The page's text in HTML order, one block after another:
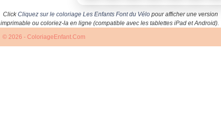
ClickCliquez sur le coloriage Les Enfants Font du Vélo pour afficher une version
imprimable ou coloriez-la en ligne (compatible avec les tablettes iPad et Android).
© 2026 - ColoriageEnfant.Com